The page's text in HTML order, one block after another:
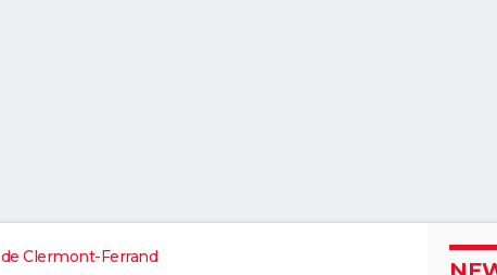
Clermont-Ferrand